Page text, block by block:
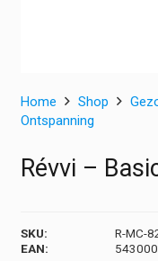
Home Shop
Ontspanning
Révvi –
SKU:
R-MC-
EAN: